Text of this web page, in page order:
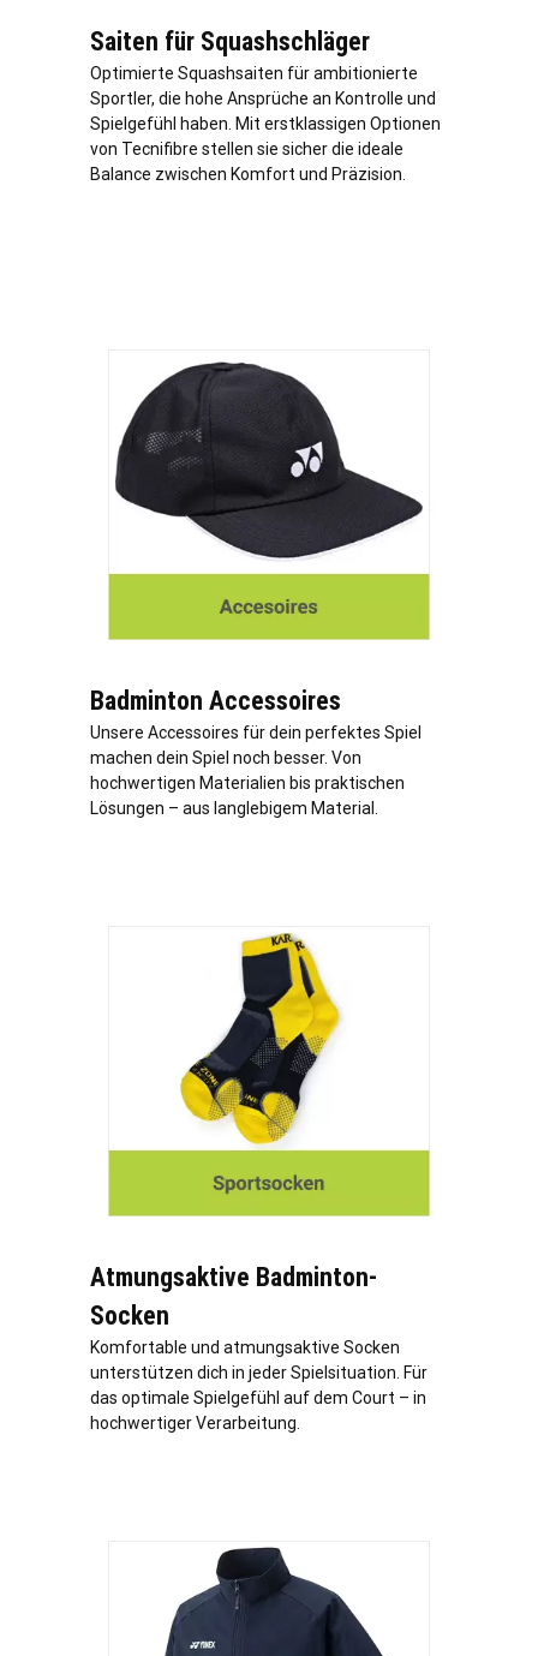
Saiten für Squashschläger
Optimierte Squashsaiten für ambitionierte
Sportler, die hohe Ansprüche an Kontrolle und
Spielgefühl haben. Mit erstklassigen Optionen
von Tecnifibre stellen sie sicher die ideale
Balance zwischen Komfort und Präzision.
Badminton Accessoires
Unsere Accessoires für dein perfektes Spiel
machen dein Spiel noch besser. Von
hochwertigen Materialien bis praktischen
Lösungen – aus langlebigem Material.
Atmungsaktive Badminton-
Socken
Komfortable und atmungsaktive Socken
unterstützen dich in jeder Spielsituation. Für
das optimale Spielgefühl auf dem Court – in
hochwertiger Verarbeitung.